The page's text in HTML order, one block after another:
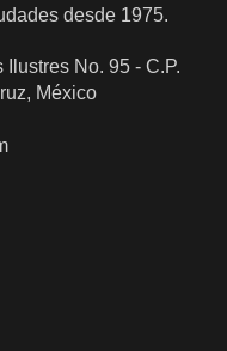
desde 1975.
No. 95 - C.P.
México